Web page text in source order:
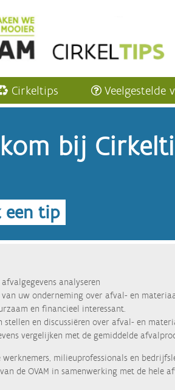
Cirkeltips Veelgestelde
bij
een tip
analyseren
uw onderneming over afval- en
en financieel interessant.
stellen en discussiëren over afval- en
vergelijken met de gemiddelde
werknemers, milieuprofessionals en
de OVAM in samenwerking met de hele